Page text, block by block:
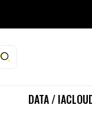
DATA / IA